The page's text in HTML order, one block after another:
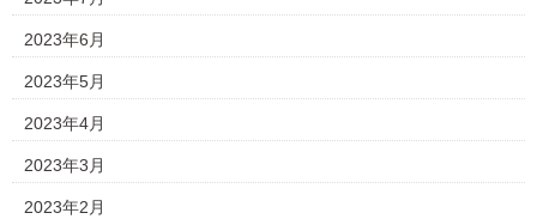
2023年6月
2023年5月
2023年4月
2023年3月
2023年2月